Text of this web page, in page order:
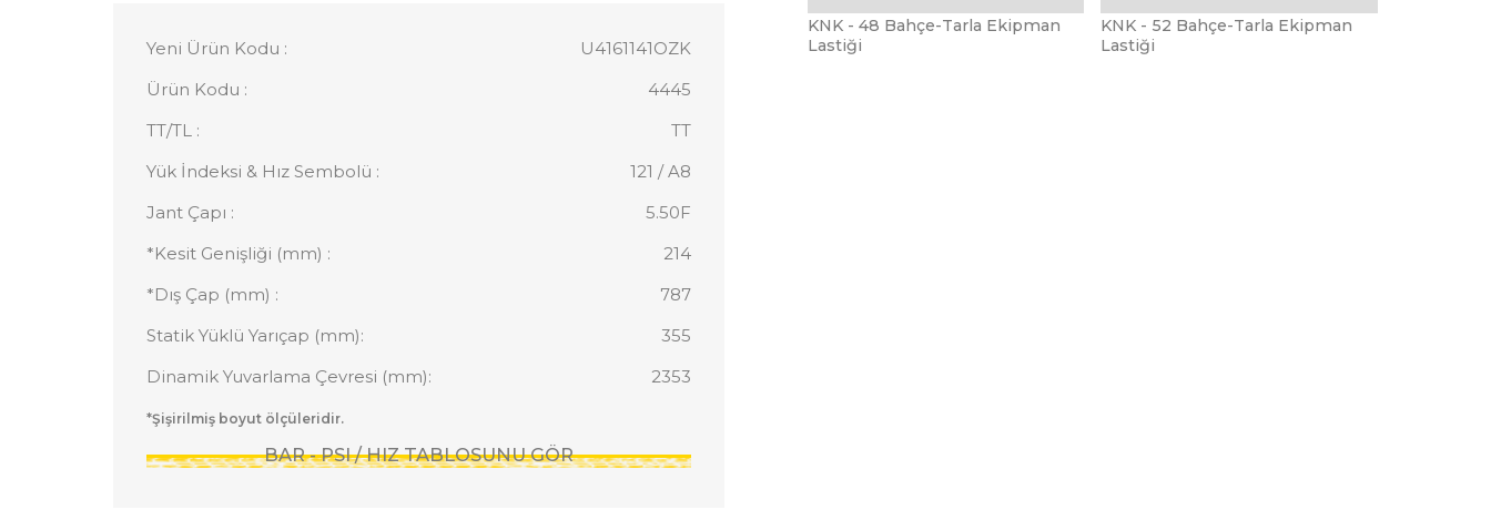
Yeni Ürün Kodu :
U4161141OZK
Ürün Kodu :
4445
TT/TL :
TT
Yük İndeksi & Hız Sembolü :
121 / A8
Jant Çapı :
5.50F
*Kesit Genişliği (mm) :
214
*Dış Çap (mm) :
787
Statik Yüklü Yarıçap (mm):
355
Dinamik Yuvarlama Çevresi (mm):
2353
*Şişirilmiş boyut ölçüleridir.
BAR - PSI / HIZ TABLOSUNU GÖR
KNK - 48 Bahçe-Tarla Ekipman
Lastiği
KNK - 52 Bahçe-Tarla Ekipman
Lastiği